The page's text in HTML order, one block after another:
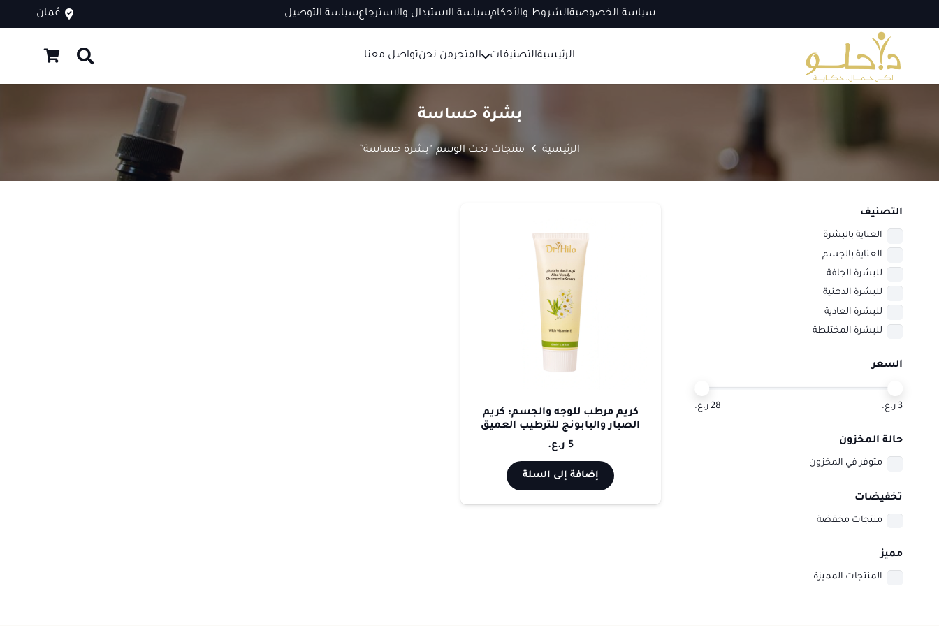
سياسة الخصوصيةالشروط والأحكامسياسة الاستبدال والاسترجاعسياسة التوصيل عُمان
الرئيسيةالتصنيفات المتجرمن نحنتواصل معنا
بشرة حساسة
الرئيسية منتجات تحت الوسم “بشرة حساسة”
التصنيف
العناية بالبشرة
العناية بالجسم
للبشرة الجافة
للبشرة الدهنية
للبشرة العادية
للبشرة المختلطة
السعر
3 ر.ع. 28 ر.ع.
حالة المخزون
متوفر في المخزون
تخفيضات
منتجات مخفضة
مميز
المنتجات المميزة
كريم مرطب للوجه والجسم: كريم
الصبار والبابونج للترطيب العميق
5 ر.ع.
إضافة إلى السلة